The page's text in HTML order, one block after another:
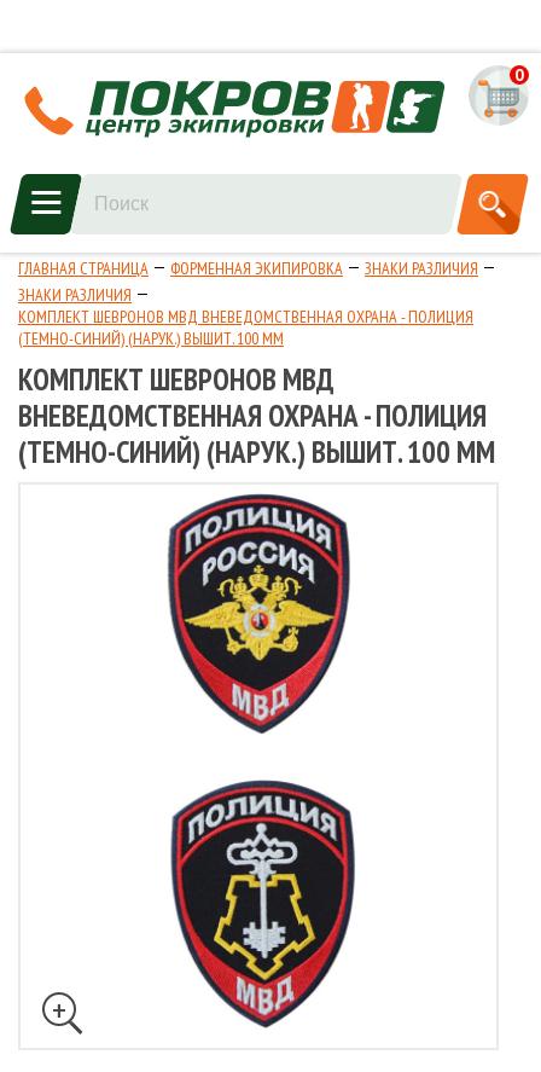
0
ГЛАВНАЯ СТРАНИЦА ФОРМЕННАЯ ЭКИПИРОВКА
ЗНАКИ РАЗЛИЧИЯ
ЗНАКИ РАЗЛИЧИЯ
КОМПЛЕКТ ШЕВРОНОВ МВД ВНЕВЕДОМСТВЕННАЯ ОХРАНА - ПОЛИЦИЯ
(ТЕМНО-СИНИЙ) (НАРУК.) ВЫШИТ. 100 ММ
КОМПЛЕКТ ШЕВРОНОВ МВД
ВНЕВЕДОМСТВЕННАЯ ОХРАНА - ПОЛИЦИЯ
(ТЕМНО-СИНИЙ) (НАРУК.) ВЫШИТ. 100 ММ